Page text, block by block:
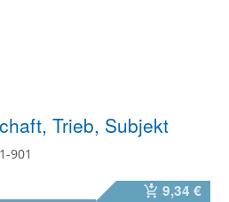
Trieb, Subjekt
901
9,34 €